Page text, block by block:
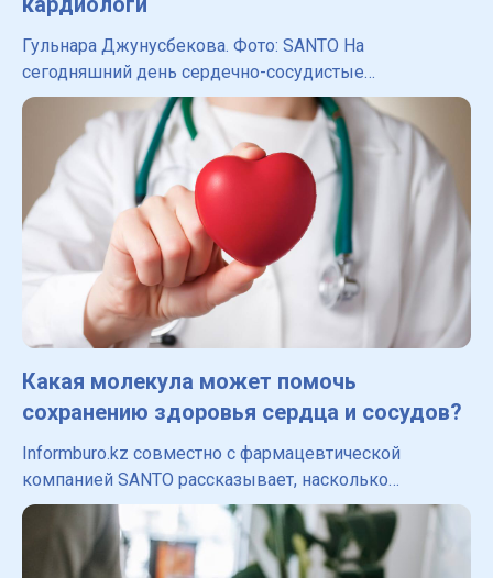
Гульнара Джунусбекова. Фото: SANTO На
сегодняшний день сердечно-сосудистые
заболевания являются основной причиной смерти во
всем мире. Согласно актуальным данным 2021 года,
в общей казахстанской струк
Какая молекула может помочь
сохранению здоровья сердца и сосудов?
Informburo.kz совместно с фармацевтической
компанией SANTO рассказывает, насколько
молекула способна предотвратить фатальное
развитие заболеваний. Какая молекула помогает в
лечении и профилактике серд